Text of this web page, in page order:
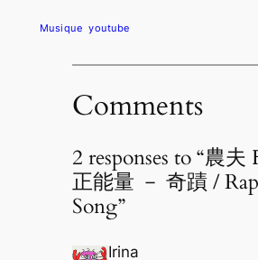
Musique youtube
Comments
2 responses to “農
正能量 － 奇蹟 /
Song”
Irina